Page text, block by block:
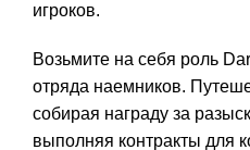
игроков.
Возьмите на себя роль
отряда наемников.
собирая награду за
выполняя контракты для